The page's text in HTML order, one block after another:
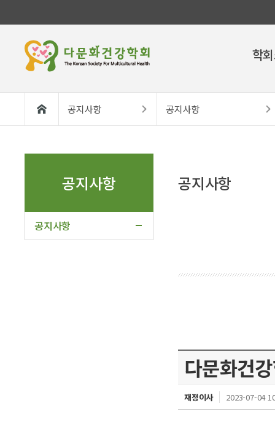
학
공지사항 공지사항
공지사항
공지사항
공지사항
다문화건
재정이사 2023-07-04